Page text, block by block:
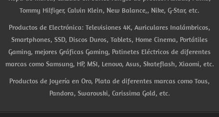
Tommy Hilfiger, Calvin Klein, New Balance,, Nike, G-Star, etc.
Productos de Electrónica: Televisiones 4K, Auriculares Inalámbricos,
Smartphones, SSD, Discos Duros, Tablets, Home Cinema, Portátiles
Gaming, mejores Gráficas Gaming, Patinetes Eléctricos de diferentes
marcas como Samsung, HP, MSI, Lenovo, Asus, Skateflash, Xiaomi, etc.
Productos de Joyería en Oro, Plata de diferentes marcas como Tous,
Pandora, Swarovski, Carissima Gold, etc.